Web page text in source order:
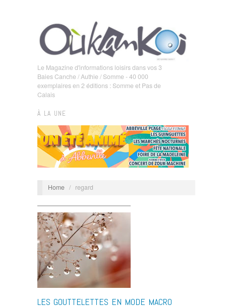
Le Magazine d'informations loisirs dans vos 3
Baies Canche / Authie / Somme - 40 000
exemplaires en 2 éditions : Somme et Pas de
Calais
À LA UNE
Home / regard
LES GOUTTELETTES EN MODE MACRO